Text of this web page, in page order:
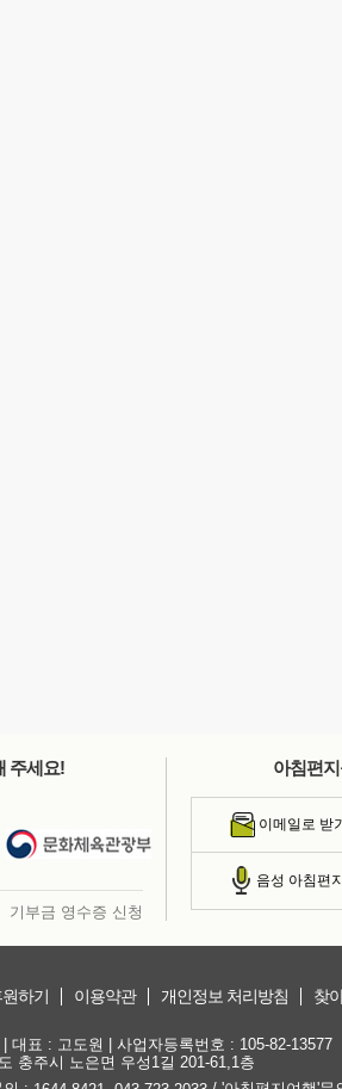
주세요!
기부금 영수증 신청
아침편
이메일로 받기
음성 아침편지
하기 이용약관 개인정보 처리방침 찾
대표 : 고도원 | 사업자등록번호 : 105-82-13577
충주시 노은면 우성1길 201-61,1층